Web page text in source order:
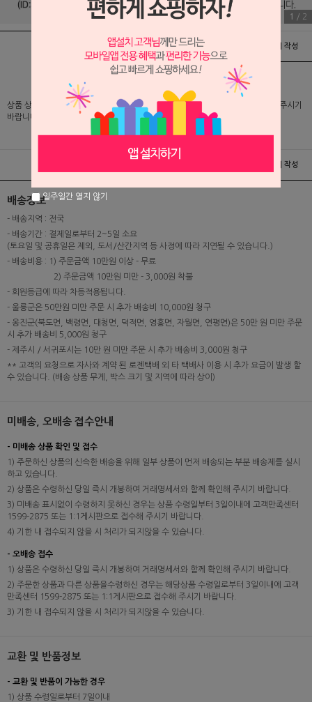
1 / 2
배송 및 교환/반품안내 상품후기 및 평가서 작성
상품 상세 설명 및 실제 구매 가격은 로그인 후 확인 가능하오니 반드시 로그인해 주시기
바랍니다.
상품후기 및 평가서 작성
배송정보
- 배송지역 : 전국
- 배송기간 : 결제일로부터 2~5일 소요
(토요일 및 공휴일은 제외, 도서/산간지역 등 사정에 따라 지연될 수 있습니다.)
- 배송비용 : 1) 주문금액 10만원 이상 - 무료
2) 주문금액 10만원 미만 - 3,000원 착불
- 회원등급에 따라 차등적용됩니다.
- 울릉군은 50만원 미만 주문 시 추가 배송비 10,000원 청구
- 옹진군(북도면, 백령면, 대청면, 덕적면, 영흥면, 자월면, 연평면)은 50만 원 미만 주문
시 추가 배송비 5,000원 청구
- 제주시 / 서귀포시는 10만 원 미만 주문 시 추가 배송비 3,000원 청구
** 고객의 요청으로 자사와 계약 된 로젠택배 외 타 택배사 이용 시 추가 요금이 발생 할
수 있습니다. (배송 상품 무게, 박스 크기 및 지역에 따라 상이)
미배송, 오배송 접수안내
- 미배송 상품 확인 및 접수
1) 주문하신 상품의 신속한 배송을 위해 일부 상품이 먼저 배송되는 부분 배송제를 실시
하고 있습니다.
2) 상품은 수령하신 당일 즉시 개봉하여 거래명세서와 함께 확인해 주시기 바랍니다.
3) 미배송 표시없이 수령하지 못하신 경우는 상품 수령일부터 3일이내에 고객만족센터
1599-2875 또는 1:1게시판으로 접수해 주시기 바랍니다.
4) 기한 내 접수되지 않을 시 처리가 되지않을 수 있습니다.
- 오배송 접수
1) 상품은 수령하신 당일 즉시 개봉하여 거래명세서와 함께 확인해 주시기 바랍니다.
2) 주문한 상품과 다른 상품을수령하신 경우는 해당상품 수령일로부터 3일이내에 고객
만족센터 1599-2875 또는 1:1게시판으로 접수해 주시기 바랍니다.
3) 기한 내 접수되지 않을 시 처리가 되지않을 수 있습니다.
교환 및 반품정보
- 교환 및 반품이 가능한 경우
1) 상품 수령일로부터 7일이내
일주일간 열지 않기